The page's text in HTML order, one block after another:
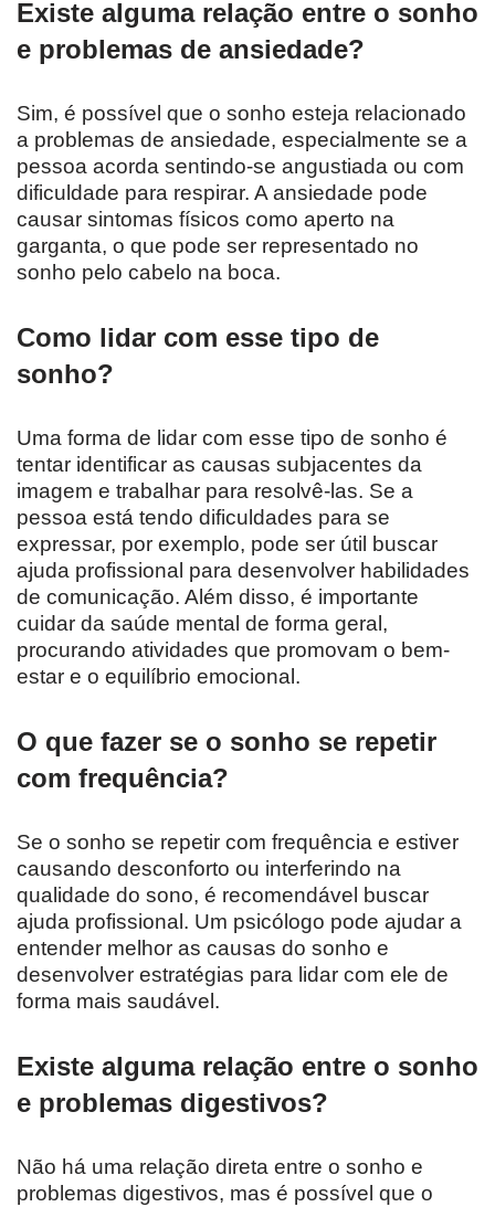
Existe alguma relação entre o sonho
e problemas de ansiedade?
Sim, é possível que o sonho esteja relacionado
a problemas de ansiedade, especialmente se a
pessoa acorda sentindo-se angustiada ou com
dificuldade para respirar. A ansiedade pode
causar sintomas físicos como aperto na
garganta, o que pode ser representado no
sonho pelo cabelo na boca.
Como lidar com esse tipo de
sonho?
Uma forma de lidar com esse tipo de sonho é
tentar identificar as causas subjacentes da
imagem e trabalhar para resolvê-las. Se a
pessoa está tendo dificuldades para se
expressar, por exemplo, pode ser útil buscar
ajuda profissional para desenvolver habilidades
de comunicação. Além disso, é importante
cuidar da saúde mental de forma geral,
procurando atividades que promovam o bem-
estar e o equilíbrio emocional.
O que fazer se o sonho se repetir
com frequência?
Se o sonho se repetir com frequência e estiver
causando desconforto ou interferindo na
qualidade do sono, é recomendável buscar
ajuda profissional. Um psicólogo pode ajudar a
entender melhor as causas do sonho e
desenvolver estratégias para lidar com ele de
forma mais saudável.
Existe alguma relação entre o sonho
e problemas digestivos?
Não há uma relação direta entre o sonho e
problemas digestivos, mas é possível que o